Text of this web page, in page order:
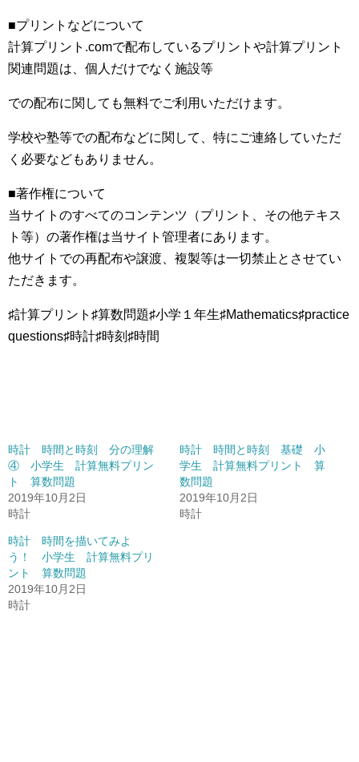
■プリントなどについて
計算プリント.comで配布しているプリントや計算プリント
関連問題は、個人だけでなく施設等
での配布に関しても無料でご利用いただけます。
学校や塾等での配布などに関して、特にご連絡していただ
く必要などもありません。
■著作権について
当サイトのすべてのコンテンツ（プリント、その他テキス
ト等）の著作権は当サイト管理者にあります。
他サイトでの再配布や譲渡、複製等は一切禁止とさせてい
ただきます。
♯計算プリント♯算数問題♯小学１年生♯Mathematics♯practice
questions♯時計♯時刻♯時間
時計 時間と時刻 分の理解
④ 小学生 計算無料プリン
ト 算数問題
2019年10月2日
時計
時計 時間と時刻 基礎 小
学生 計算無料プリント 算
数問題
2019年10月2日
時計
時計 時間を描いてみよ
う！ 小学生 計算無料プリ
ント 算数問題
2019年10月2日
時計